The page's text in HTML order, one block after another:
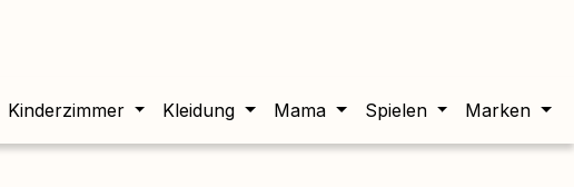
Kinderzimmer Kleidung Mama Spielen Marken